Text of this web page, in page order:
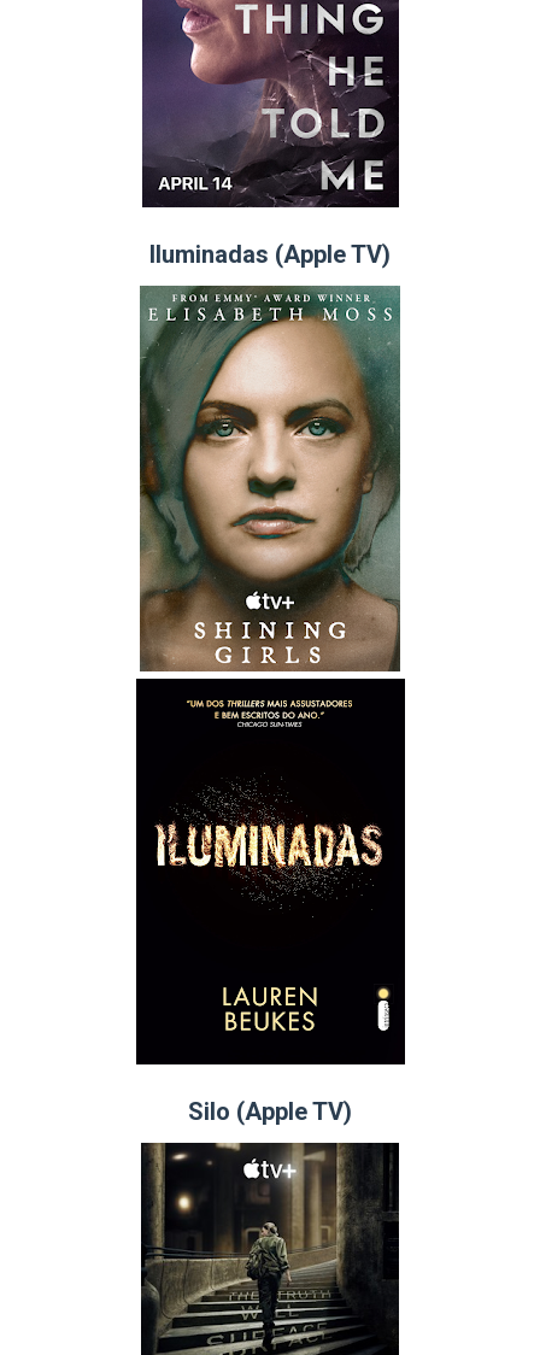
Iluminadas (Apple TV)
Silo (Apple TV)